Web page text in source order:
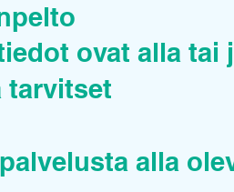
ovat alla tai
tarvitset
alla